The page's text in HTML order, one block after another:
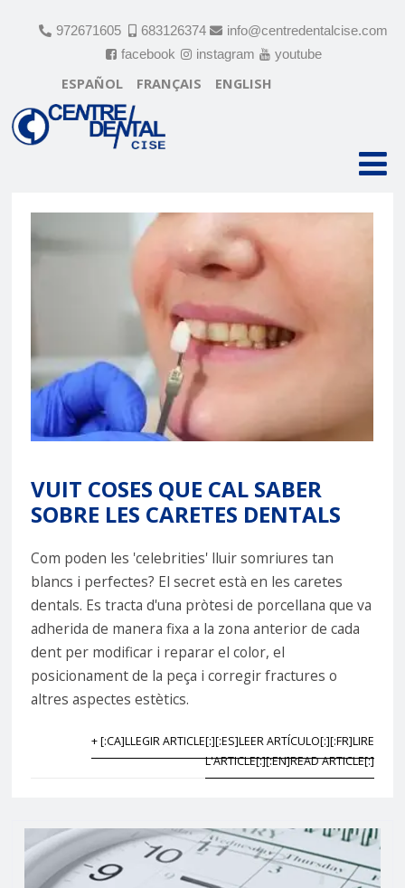
972671605 683126374
info@centredentalcise.com
facebook
instagram youtube
ESPAÑOL FRANÇAIS ENGLISH
VUIT COSES QUE CAL SABER
SOBRE LES CARETES DENTALS
Com poden les 'celebrities' lluir somriures tan
blancs i perfectes? El secret està en les caretes
dentals. Es tracta d'una pròtesi de porcellana que va
adherida de manera fixa a la zona anterior de cada
dent per modificar i reparar el color, el
posicionament de la peça i corregir fractures o
altres aspectes estètics.
+ [:CA]LLEGIR ARTICLE[:][:ES]LEER ARTÍCULO[:][:FR]LIRE
L'ARTICLE[:][:EN]READ ARTICLE[:]